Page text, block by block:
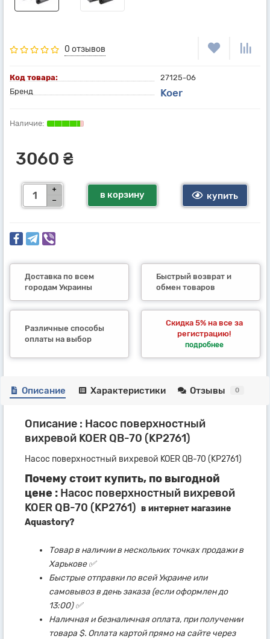
0 отзывов
Код товара:
27125-06
Бренд
Koer
3060 ₴
в корзину купить
Доставка по всем
городам Украины
Быстрый возврат и
обмен товаров
Различные способы
оплаты на выбор
Скидка 5% на все за
регистрацию!
подробнее
Описание Характеристики Отзывы 0
Описание : Насос поверхностный
вихревой KOER QB-70 (KP2761)
Насос поверхностный вихревой KOER QB-70 (KP2761)
Почему стоит купить, по выгодной
цене : Насос поверхностный вихревой
KOER QB-70 (KP2761) в интернет магазине
Aquastory?
Товар в наличии в нескольких точках продажи в
Харькове ✅
Быстрые отправки по всей Украине или
самовывоз в день заказа (если оформлен до
13:00) ✅
Наличная и безналичная оплата, при получении
товара $. Оплата картой прямо на сайте через